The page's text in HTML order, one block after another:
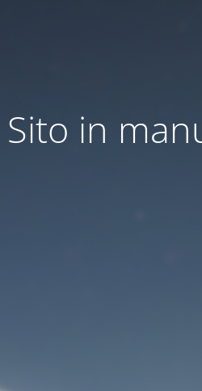
Sito in